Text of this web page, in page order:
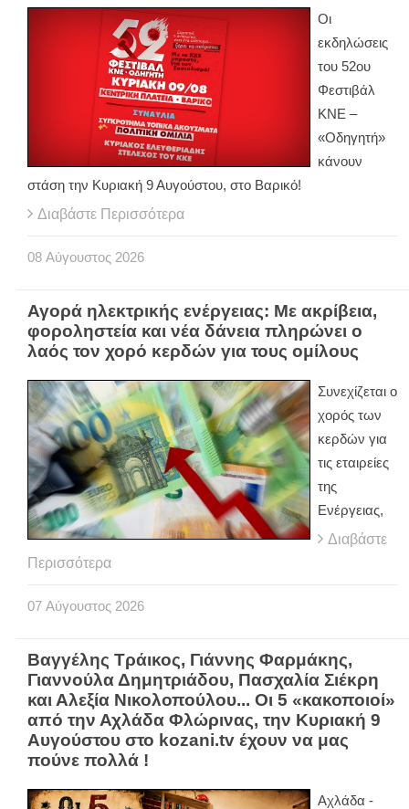
Οι
εκδηλώσεις
του 52ου
Φεστιβάλ
ΚΝΕ –
«Οδηγητή»
κάνουν
στάση την Κυριακή 9 Αυγούστου, στο Βαρικό!
Διαβάστε Περισσότερα
08 Αύγουστος 2026
Αγορά ηλεκτρικής ενέργειας: Με ακρίβεια,
φοροληστεία και νέα δάνεια πληρώνει ο
λαός τον χορό κερδών για τους ομίλους
Συνεχίζεται ο
χορός των
κερδών για
τις εταιρείες
της
Ενέργειας,
Διαβάστε
Περισσότερα
07 Αύγουστος 2026
Βαγγέλης Τράικος, Γιάννης Φαρμάκης,
Γιαννούλα Δημητριάδου, Πασχαλία Σιέκρη
και Αλεξία Νικολοπούλου... Οι 5 «κακοποιοί»
από την Αχλάδα Φλώρινας, την Κυριακή 9
Αυγούστου στο kozani.tv έχουν να μας
πούνε πολλά !
Αχλάδα -